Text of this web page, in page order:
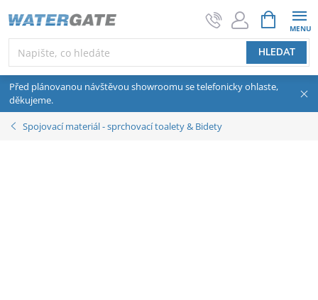
HLEDAT
Před plánovanou návštěvou showroomu se telefonicky ohlaste,
děkujeme.
Spojovací materiál - sprchovací toalety & Bidety